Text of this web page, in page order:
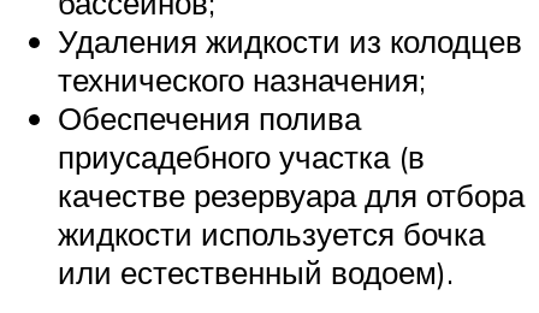
Удаления жидкости из колодцев
технического назначения;
Обеспечения полива
приусадебного участка (в
качестве резервуара для отбора
жидкости используется бочка
или естественный водоем).